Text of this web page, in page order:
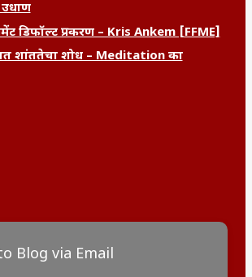
उधाण
डिफॉल्ट प्रकरण – Kris Ankem [FFME]
शांततेचा शोध – Meditation का
Blog via Email